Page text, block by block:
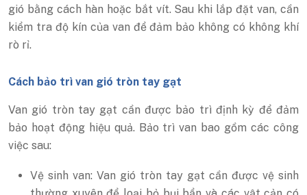
gió bằng cách hàn hoặc bắt vít. Sau khi lắp đặt van, cần
kiểm tra độ kín của van để đảm bảo không có không khí
rò rỉ.
Cách bảo trì van gió tròn tay gạt
Van gió tròn tay gạt cần được bảo trì định kỳ để đảm
bảo hoạt động hiệu quả. Bảo trì van bao gồm các công
việc sau:
Vệ sinh van: Van gió tròn tay gạt cần được vệ sinh